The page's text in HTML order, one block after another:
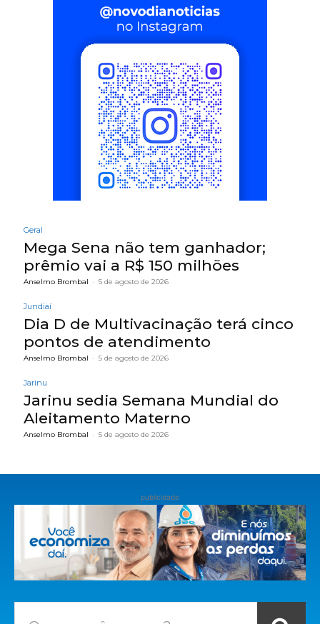
Geral
Mega Sena não tem ganhador;
prêmio vai a R$ 150 milhões
Anselmo Brombal - 5 de agosto de 2026
Jundiaí
Dia D de Multivacinação terá cinco
pontos de atendimento
Anselmo Brombal - 5 de agosto de 2026
Jarinu
Jarinu sedia Semana Mundial do
Aleitamento Materno
Anselmo Brombal - 5 de agosto de 2026
publicidade